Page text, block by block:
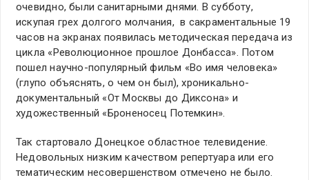
очевидно, были санитарными днями. В субботу,
искупая грех долгого молчания, в сакраментальные 19
часов на экранах появилась методическая передача из
цикла «Революционное прошлое Донбасса». Потом
пошел научно-популярный фильм «Во имя человека»
(глупо объяснять, о чем он был), хроникально-
документальный «От Москвы до Диксона» и
художественный «Броненосец Потемкин».
Так стартовало Донецкое областное телевидение.
Недовольных низким качеством репертуара или его
тематическим несовершенством отмечено не было.